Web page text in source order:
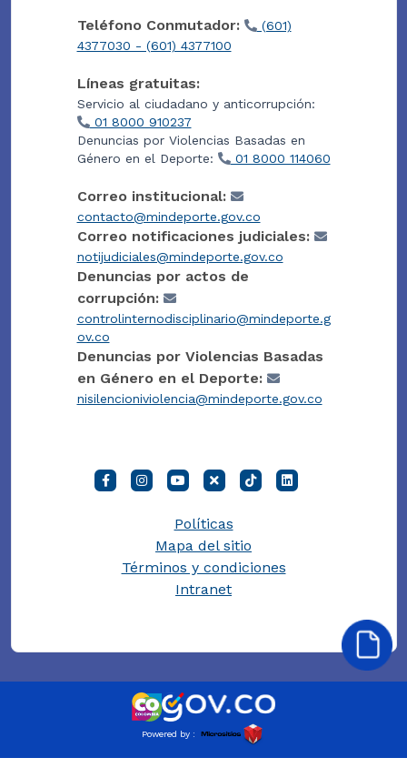
Teléfono Conmutador:
(601)
4377030 - (601) 4377100
Líneas gratuitas:
Servicio al ciudadano y anticorrupción:
01 8000 910237
Denuncias por Violencias Basadas en
Género en el Deporte:
01 8000 114060
Correo institucional:
contacto@mindeporte.gov.co
Correo notificaciones judiciales:
notijudiciales@mindeporte.gov.co
Denuncias por actos de
corrupción:
controlinternodisciplinario@mindeporte.g
ov.co
Denuncias por Violencias Basadas
en Género en el Deporte:
nisilencioniviolencia@mindeporte.gov.co
Políticas
Mapa del sitio
Términos y condiciones
Intranet
Powered by :